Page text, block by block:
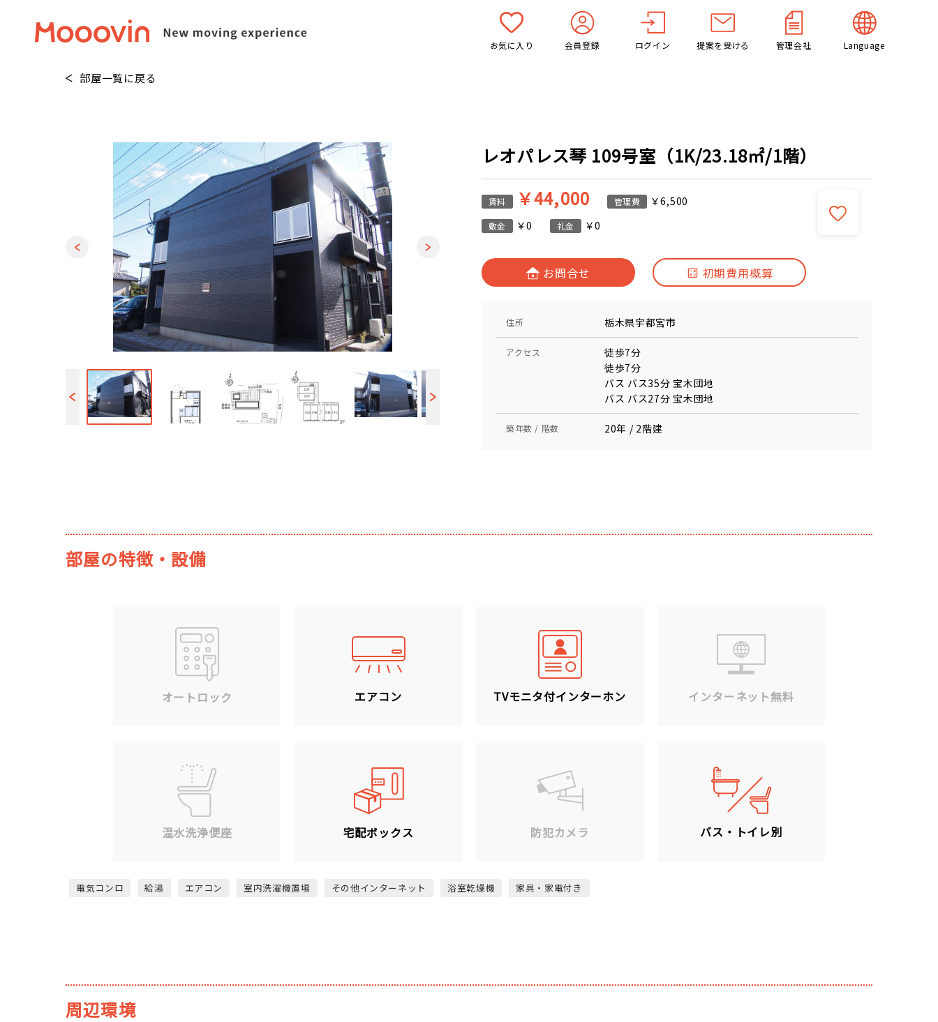
お気に入り 会員登録 ログイン 提案を受ける 管理会社 Language
部屋一覧に戻る
レオパレス琴 109号室（1K/23.18㎡/1階）
賃料 ￥44,000 管理費 ￥6,500
敷金 ￥0 礼金 ￥0
お問合せ 初期費用概算
住所 栃木県宇都宮市
アクセス
徒歩7分
徒歩7分
バス バス35分 宝木団地
バス バス27分 宝木団地
築年数 / 階数 20年 / 2階建
部屋の特徴・設備
オートロック エアコン TVモニタ付インターホン インターネット無料
温水洗浄便座 宅配ボックス 防犯カメラ バス・トイレ別
電気コンロ 給湯 エアコン 室内洗濯機置場 その他インターネット 浴室乾燥機 家具・家電付き
周辺環境